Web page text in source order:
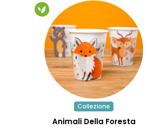
Collezione
Animali Della Foresta